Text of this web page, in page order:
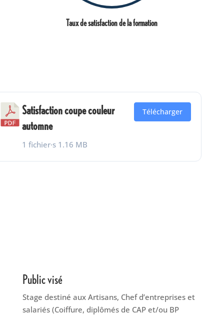
Taux de satisfaction de la formation
Satisfaction coupe couleur
automne
1 fichier·s 1.16 MB
Télécharger
Public visé
Stage destiné aux Artisans, Chef d’entreprises et
salariés (Coiffure, diplômés de CAP et/ou BP